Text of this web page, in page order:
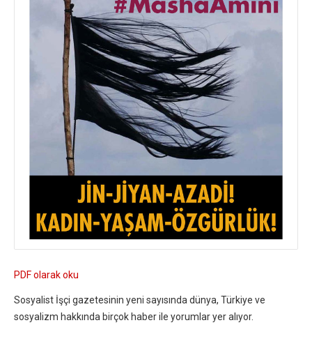
PDF olarak oku
Sosyalist İşçi gazetesinin yeni sayısında dünya, Türkiye ve
sosyalizm hakkında birçok haber ile yorumlar yer alıyor.